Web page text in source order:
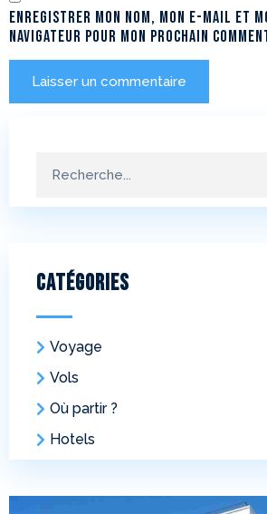
Enregistrer mon nom, mon e-mail et
navigateur pour mon prochain
Catégories
Voyage
Vols
Où partir ?
Hotels